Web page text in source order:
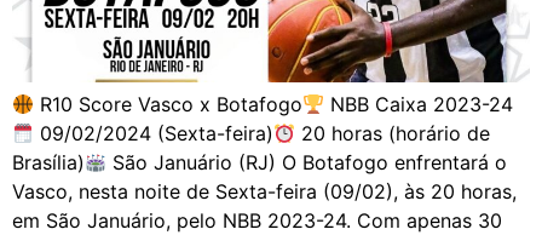
R10 Score Vasco x Botafogo
NBB Caixa 2023-24
09/02/2024 (Sexta-feira)
20 horas (horário de
Brasília)
São Januário (RJ) O Botafogo enfrentará o
Vasco, nesta noite de Sexta-feira (09/02), às 20 horas,
em São Januário, pelo NBB 2023-24. Com apenas 30